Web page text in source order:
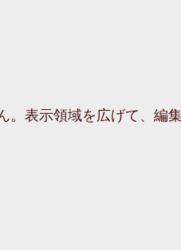
。表示領域を広げて、編